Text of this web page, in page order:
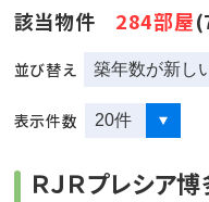
該当物件 284部屋
並び替え
表示件数
ＲＪＲプレシア